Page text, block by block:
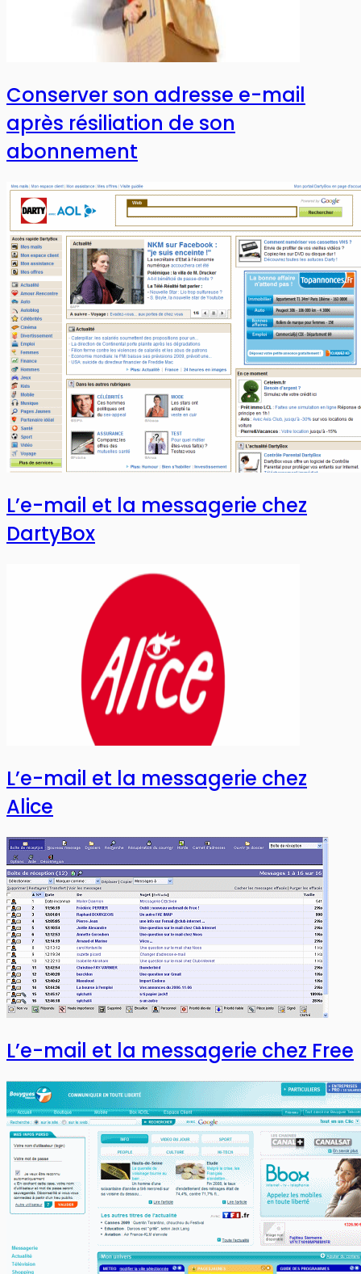
Conserver son adresse e-mail
après résiliation de son
abonnement
L’e-mail et la messagerie chez
DartyBox
L’e-mail et la messagerie chez
Alice
L’e-mail et la messagerie chez Free